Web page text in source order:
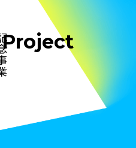
記念事業
Project